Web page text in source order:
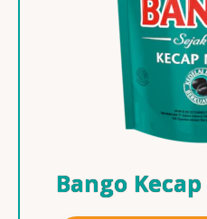
Bango